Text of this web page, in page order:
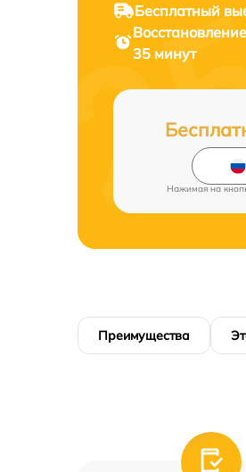
Бесплатный
35 минут
Нажимая на
Преимущества